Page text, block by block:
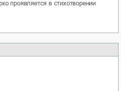
проявляется в стихотворении